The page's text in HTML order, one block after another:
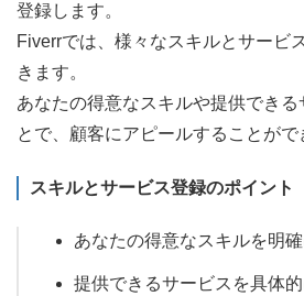
登録します。
Fiverrでは、様々なスキルとサービ
きます。
あなたの得意なスキルや提供できる
とで、顧客にアピールすることがで
スキルとサービス登録のポイント
あなたの得意なスキルを明
提供できるサービスを具体